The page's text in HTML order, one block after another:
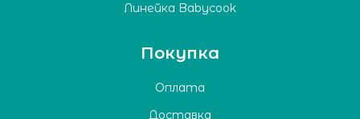
Линейка Babycook
Покупка
Оплата
Доставка